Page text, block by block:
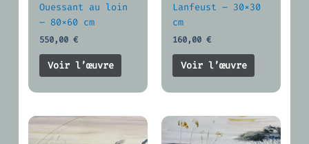
Ouessant au loin
– 80×60 cm
550,00€
Voir l’œuvre
Lanfeust – 30×30
cm
160,00€
Voir l’œuvre